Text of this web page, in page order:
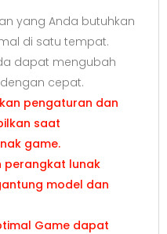
yang Anda butuhkan
di satu tempat.
dapat mengubah
cepat.
perangkat lunak
model dan
Game dapat